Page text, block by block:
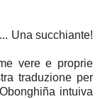
Una succhiante!
vere e proprie
traduzione per
intuiva